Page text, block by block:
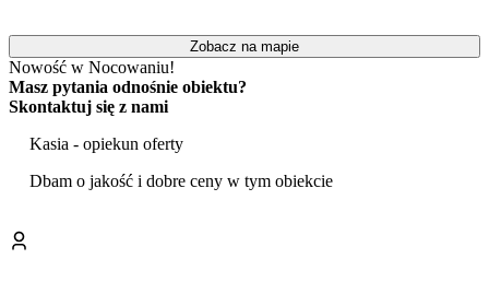
orazmiejsce do grillowania. Obiekt zapewnia bezpłatny, prywatny
parking na terenie posesji. Dla osób preferujących aktywny
wypoczynek dostępna jestbezpłatna wypożyczalnia rowerów
oraz przechowalnia sprzętu.
Pobyt w obiekcie możliwy jest ze zwierzętami domowymi, przy
czym ich obecność wiąże się z dodatkową opłatą. Ceny noclegów
nie obejmują wyżywienia.
okolic. W pobliżu znajdują się główne atrakcje miasta, takie jak
Plaża w Ustce, Promenada Nadmorska oraz charakterystyczna
Zobacz na mapie
Nowość w Nocowaniu!
Masz pytania odnośnie obiektu?
Skontaktuj się z nami
Kasia - opiekun oferty
Dbam o jakość i dobre ceny w tym obiekcie